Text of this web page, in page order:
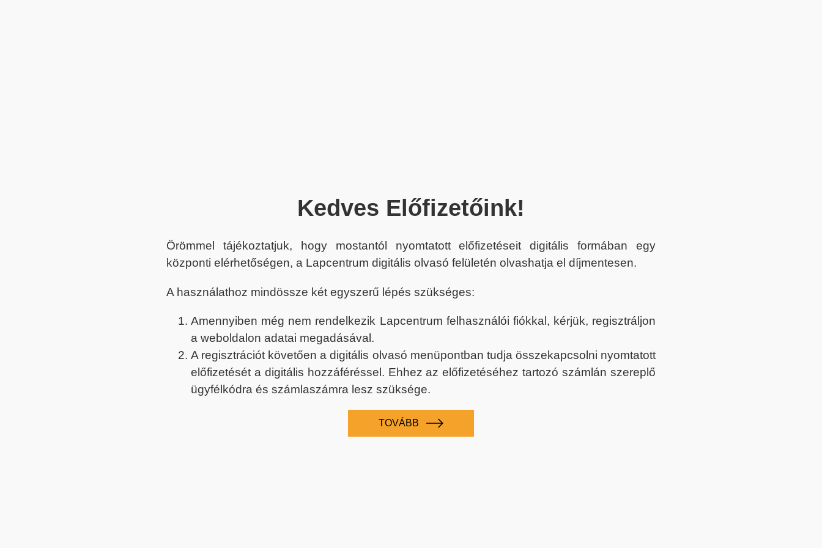
Kedves Előfizetőink!
Örömmel tájékoztatjuk, hogy mostantól nyomtatott előfizetéseit digitális formában egy
központi elérhetőségen, a Lapcentrum digitális olvasó felületén olvashatja el díjmentesen.
A használathoz mindössze két egyszerű lépés szükséges:
Amennyiben még nem rendelkezik Lapcentrum felhasználói fiókkal, kérjük, regisztráljon
a weboldalon adatai megadásával.
A regisztrációt követően a digitális olvasó menüpontban tudja összekapcsolni nyomtatott
előfizetését a digitális hozzáféréssel. Ehhez az előfizetéséhez tartozó számlán szereplő
ügyfélkódra és számlaszámra lesz szüksége.
TOVÁBB